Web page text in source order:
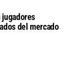
jugadores
del mercado